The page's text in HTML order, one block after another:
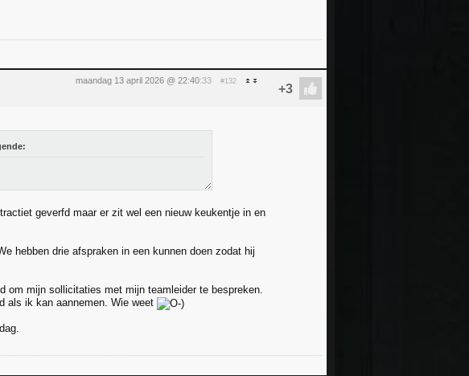
maandag 13 april 2026 @ 22:40:33 #132
geverfd maar er zit wel een nieuw keukentje in en
hebben drie afspraken in een kunnen doen zodat hij
om mijn sollicitaties met mijn teamleider te bespreken.
als ik kan aannemen. Wie weet